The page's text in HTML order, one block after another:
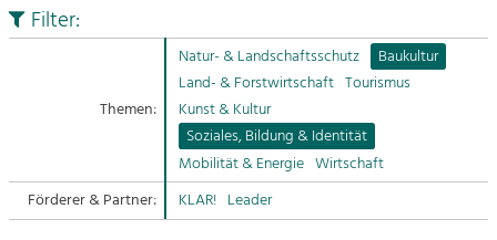
Mein Projekt 
Sitemap
Baukultur
Ortsbild, Baukultur und nachhaltiges
Land- & Forstwirtschaft
Bewirtschaftung und Pflege der
Tourismus
Filter:
Themen:
Natur- & Landschaftsschutz
Baukultur
Land- & Forstwirtschaft Tourismus
Kunst & Kultur
Soziales, Bildung & Identität
Mobilität & Energie Wirtschaft
Förderer & Partner:
KLAR! Leader